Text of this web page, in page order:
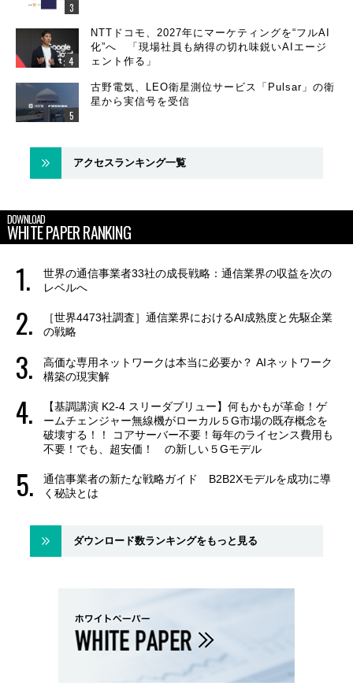
NTTドコモ、2027年にマーケティングを“フルAI
化”へ 「現場社員も納得の切れ味鋭いAIエージ
ェント作る」
古野電気、LEO衛星測位サービス「Pulsar」の衛
星から実信号を受信
アクセスランキング一覧
DOWNLOAD
WHITE PAPER RANKING
世界の通信事業者33社の成長戦略：通信業界の収益を次の
レベルへ
［世界4473社調査］通信業界におけるAI成熟度と先駆企業
の戦略
高価な専用ネットワークは本当に必要か？ AIネットワーク
構築の現実解
【基調講演 K2-4 スリーダブリュー】何もかもが革命！ゲ
ームチェンジャー無線機がローカル５G市場の既存概念を
破壊する！！ コアサーバー不要！毎年のライセンス費用も
不要！でも、超安価！ の新しい５Gモデル
通信事業者の新たな戦略ガイド B2B2Xモデルを成功に導
く秘訣とは
ダウンロード数ランキングをもっと見る